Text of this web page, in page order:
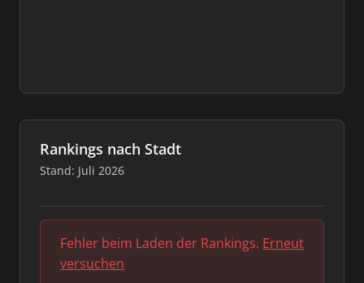
Rankings nach Stadt
Stand: Juli 2026
Fehler beim Laden der Rankings. Erneut
versuchen